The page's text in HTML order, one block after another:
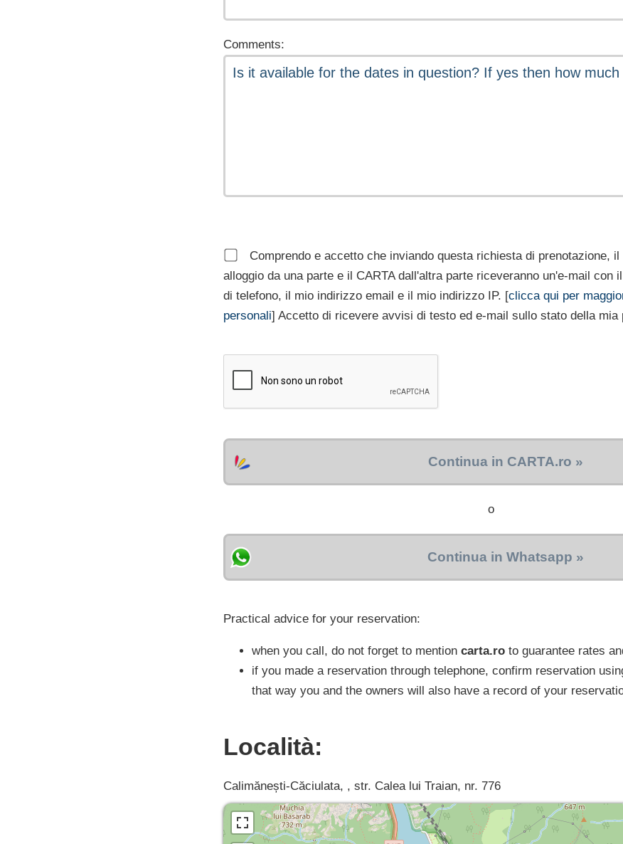
Comments:
Comprendo e accetto che inviando questa richiesta di prenotazione,
alloggio da una parte e il CARTA dall'altra parte riceveranno un'e-mail con
di telefono, il mio indirizzo email e il mio indirizzo IP. [clicca qui per
personali] Accetto di ricevere avvisi di testo ed e-mail sullo stato della mia
Continua in CARTA.ro »
o
Continua in Whatsapp »
Practical advice for your reservation:
when you call, do not forget to mention carta.ro to guarantee rates
if you made a reservation through telephone, confirm reservation
that way you and the owners will also have a record of your
Località:
Calimănești-Căciulata, , str. Calea lui Traian, nr. 776